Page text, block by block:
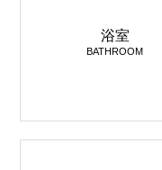
浴室
BATHROOM